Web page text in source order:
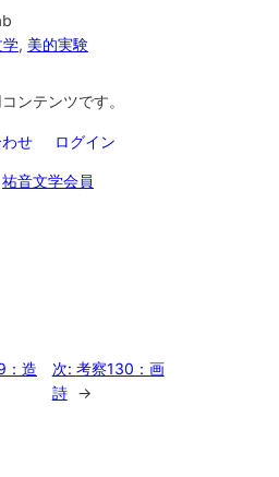
学, 美的実験
ンテンツです。
せ ログイン
祐音文学会員
：造
次: 考察130：画
詩
→